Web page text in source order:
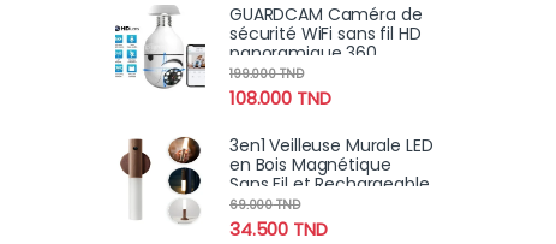
GUARDCAM Caméra de
sécurité WiFi sans fil HD
panoramique 360
degrés détection de
mouvement à distance
108.000 TND
199.000TND
3en1 Veilleuse Murale LED
en Bois Magnétique
Sans Fil et Rechargeable
avec Détecteur de
Mouvement
34.500 TND
69.000TND